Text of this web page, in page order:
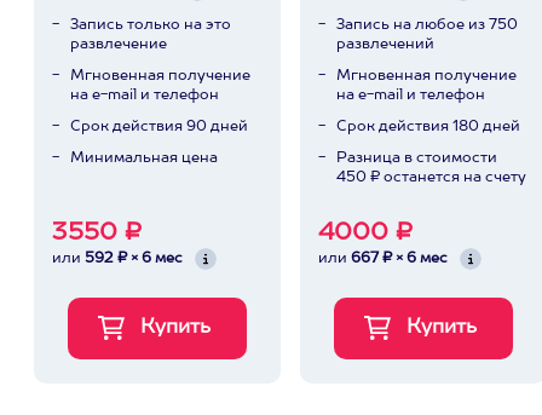
Запись только на это
развлечение
Мгновенная получение
на e-mail и телефон
Срок действия 90 дней
Минимальная цена
3550 ₽
или 592 ₽ × 6 мес
Запись на любое из 750
развлечений
Мгновенная получение
на e-mail и телефон
Срок действия 180 дней
Разница в стоимости
450 ₽ останется на счету
4000 ₽
или 667 ₽ × 6 мес